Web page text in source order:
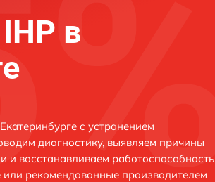
в
с устранением
диагностику, выявляем причины
и восстанавливаем работоспособность
рекомендованные производителем